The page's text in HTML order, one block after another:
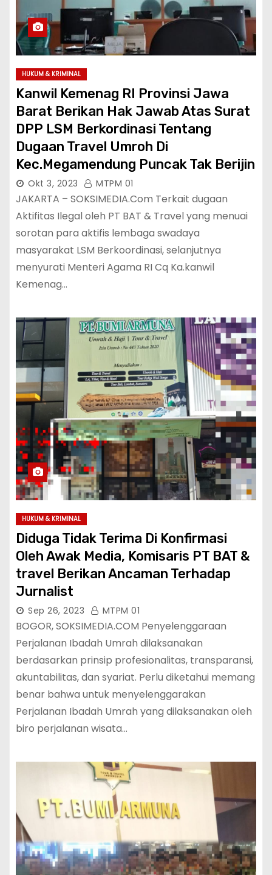
HUKUM & KRIMINAL
Kanwil Kemenag RI Provinsi Jawa
Barat Berikan Hak Jawab Atas Surat
DPP LSM Berkordinasi Tentang
Dugaan Travel Umroh Di
Kec.Megamendung Puncak Tak Berijin
Okt 3, 2023 MTPM 01
JAKARTA – SOKSIMEDIA.Com Terkait dugaan
Aktifitas Ilegal oleh PT BAT & Travel yang menuai
sorotan para aktifis lembaga swadaya
masyarakat LSM Berkoordinasi, selanjutnya
menyurati Menteri Agama RI Cq Ka.kanwil
Kemenag…
HUKUM & KRIMINAL
Diduga Tidak Terima Di Konfirmasi
Oleh Awak Media, Komisaris PT BAT &
travel Berikan Ancaman Terhadap
Jurnalist
Sep 26, 2023 MTPM 01
BOGOR, SOKSIMEDIA.COM Penyelenggaraan
Perjalanan Ibadah Umrah dilaksanakan
berdasarkan prinsip profesionalitas, transparansi,
akuntabilitas, dan syariat. Perlu diketahui memang
benar bahwa untuk menyelenggarakan
Perjalanan Ibadah Umrah yang dilaksanakan oleh
biro perjalanan wisata…